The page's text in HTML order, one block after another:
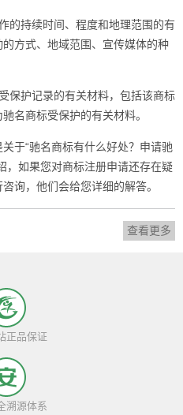
持续时间、程度和地理范围的有
方式、地域范围、宣传媒体的种
护记录的有关材料，包括该商标
名商标受保护的有关材料。
于“驰名商标有什么好处？申请驰
，如果您对商标注册申请还存在疑
询，他们会给您详细的解答。
查看更多
正品保证
溯源体系